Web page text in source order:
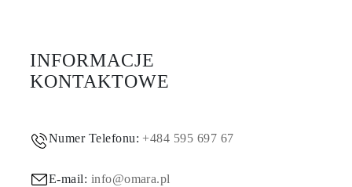
INFORMACJE
KONTAKTOWE
Numer Telefonu:+484 595 697 67
E-mail: info@omara.pl